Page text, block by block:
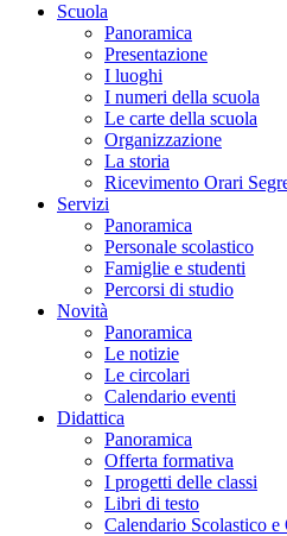
Scuola
Panoramica
Presentazione
I luoghi
I numeri della scuola
Le carte della scuola
Organizzazione
La storia
Ricevimento Orari
Servizi
Panoramica
Personale scolastico
Famiglie e studenti
Percorsi di studio
Novità
Panoramica
Le notizie
Le circolari
Calendario eventi
Didattica
Panoramica
Offerta formativa
I progetti delle classi
Libri di testo
Calendario Scolastico e